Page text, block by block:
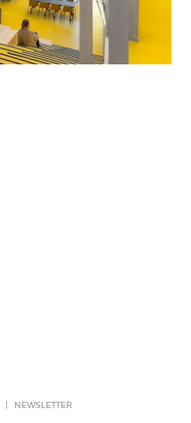
NEWSLETTER